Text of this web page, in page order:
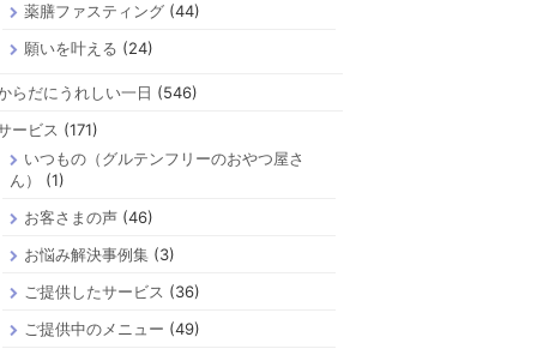
薬膳ファスティング(44)
願いを叶える (24)
らだにうれしい一日 (546)
ービス (171)
いつもの（グルテンフリーのおやつ屋さ
ん）
(1)
お客さまの声(46)
お悩み解決事例集 (3)
ご提供したサービス (36)
ご提供中のメニュー (49)